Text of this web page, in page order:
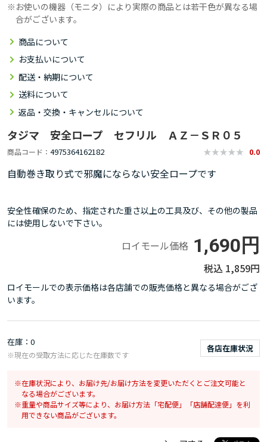
お使いの機器（モニタ）により実際の商品とは若干色が異なる場
合がございます。
商品について
お支払いについて
配送・納期について
送料について
返品・交換・キャンセルについて
タジマ 安全ロープ セフリル ＡＺ－ＳＲ０５
商品コード 4975364162182 0.0
自動巻き取り式で邪魔にならない安全ロープです
安全性確保のため、指定された重さ以上の工具及び、その他の製品
には使用しないで下さい。
ロイモール価格 1,690円
1,859円
ロイモールでの表示価格は各店舗での販売価格と異なる場合がござ
います。
在庫 0
各店在庫状況
※現在の受取方法に応じた在庫数です
在庫状況により、お届け先/お届け方法を変更いただくとご注文可能と
なる場合がございます。
重量や商品サイズ等により、お届け方法「宅配便」「店舗配達便」を利
用できない商品がございます。